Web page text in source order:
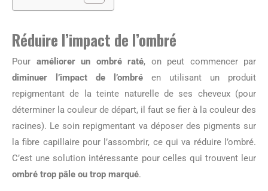
Réduire l’impact de l’ombré
Pour améliorer un ombré raté, on peut commencer par
diminuer l’impact de l’ombré en utilisant un produit
repigmentant de la teinte naturelle de ses cheveux (pour
déterminer la couleur de départ, il faut se fier à la couleur des
racines). Le soin repigmentant va déposer des pigments sur
la fibre capillaire pour l’assombrir, ce qui va réduire l’ombré.
C’est une solution intéressante pour celles qui trouvent leur
ombré trop pâle ou trop marqué.